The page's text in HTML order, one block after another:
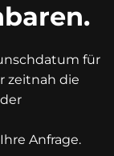
für
zeitnah die
Anfrage.